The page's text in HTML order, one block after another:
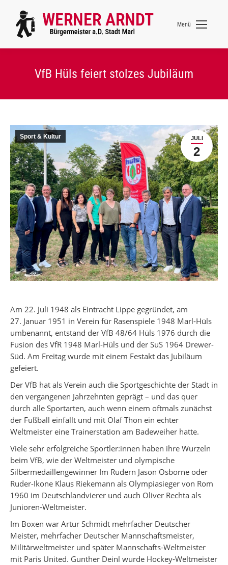
Menü
VfB Hüls feiert stolzes Jubiläum
JULI
2
Sport & Kultur
Am 22. Juli 1948 als Eintracht Lippe gegründet, am
27. Januar 1951 in Verein für Rasenspiele 1948 Marl-Hüls
umbenannt, entstand der VfB 48/64 Hüls 1976 durch die
Fusion des VfR 1948 Marl-Hüls und der SuS 1964 Drewer-
Süd. Am Freitag wurde mit einem Festakt das Jubiläum
gefeiert.
Der VfB hat als Verein auch die Sportgeschichte der Stadt in
den vergangenen Jahrzehnten geprägt – und das quer
durch alle Sportarten, auch wenn einem oftmals zunächst
der Fußball einfällt und mit Olaf Thon ein echter
Weltmeister eine Trainerstation am Badeweiher hatte.
Viele sehr erfolgreiche Sportler:innen haben ihre Wurzeln
beim VfB, wie der Weltmeister und olympische
Silbermedaillengewinner Im Rudern Jason Osborne oder
Ruder-Ikone Klaus Riekemann als Olympiasieger von Rom
1960 im Deutschlandvierer und auch Oliver Rechta als
Junioren-Weltmeister.
Im Boxen war Artur Schmidt mehrfacher Deutscher
Meister, mehrfacher Deutscher Mannschaftsmeister,
Militärweltmeister und später Mannschafts-Weltmeister
mit Paris United. Gunther Deinl wurde Hockey-Weltmeister